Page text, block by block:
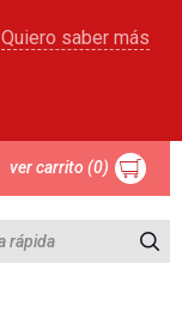
Quiero saber más
ver carrito (0)